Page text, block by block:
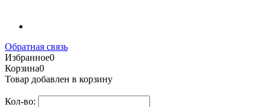
Обратная связь
Избранное0
Корзина0
Товар добавлен в корзину
Кол-во: